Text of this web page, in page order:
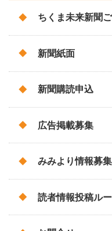
ちくま未来新聞
新聞紙面
新聞購読申込
広告掲載募集
みみより情報募集
読者情報投稿ル